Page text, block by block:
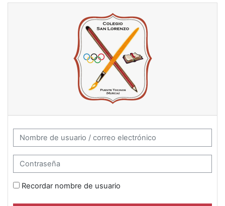
Salta al contenido principal
Aula Virtual Cooperativa de
Nombre de usuario / correo electrónico
Contraseña
Recordar nombre de usuario